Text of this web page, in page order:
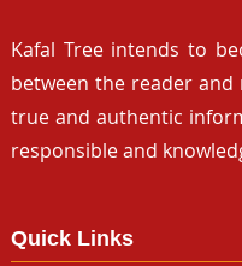
Kafal Tree intends to
between the reader
true and authentic
responsible and
Quick Links